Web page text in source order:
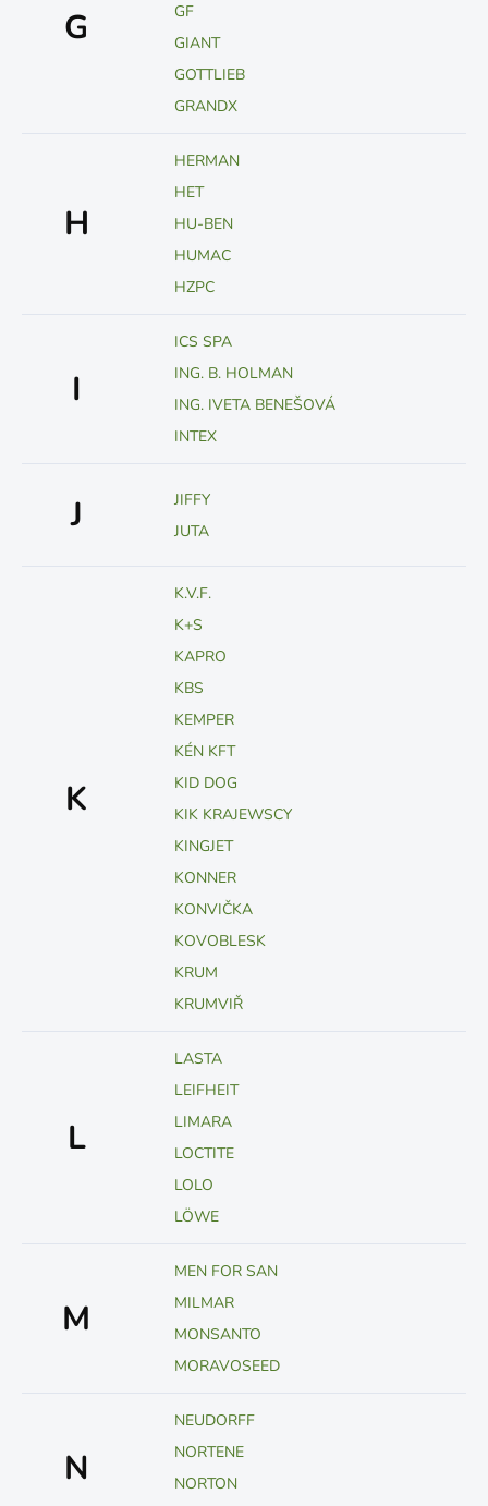
G
GF
GIANT
GOTTLIEB
GRANDX
H
HERMAN
HET
HU-BEN
HUMAC
HZPC
I
ICS SPA
ING. B. HOLMAN
ING. IVETA BENEŠOVÁ
INTEX
J
JIFFY
JUTA
K
K.V.F.
K+S
KAPRO
KBS
KEMPER
KÉN KFT
KID DOG
KIK KRAJEWSCY
KINGJET
KONNER
KONVIČKA
KOVOBLESK
KRUM
KRUMVIŘ
L
LASTA
LEIFHEIT
LIMARA
LOCTITE
LOLO
LÖWE
M
MEN FOR SAN
MILMAR
MONSANTO
MORAVOSEED
N
NEUDORFF
NORTENE
NORTON